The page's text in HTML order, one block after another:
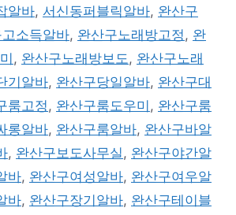
알바, 서신동퍼블릭알바, 완산구
소득알바, 완산구노래방고정, 완
, 완산구노래방보도, 완산구노래
기알바, 완산구당일알바, 완산구대
룸고정, 완산구룸도우미 , 완산구룸
롱알바, 완산구룸알바, 완산구바알
, 완산구보도사무실, 완산구야간알
바, 완산구여성알바, 완산구여우알
바, 완산구장기알바, 완산구테이블